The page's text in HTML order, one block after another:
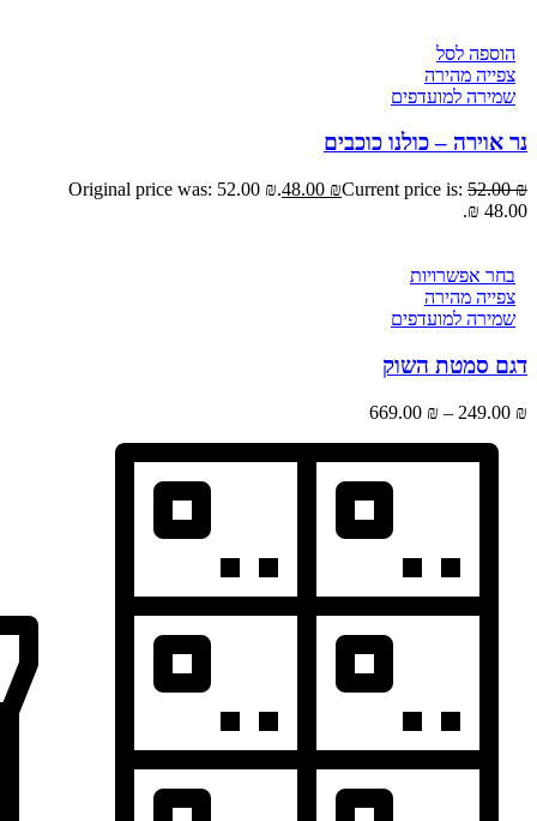
הוספה לסל
צפייה מהירה
שמירה למועדפים
נר אוירה – כולנו כוכבים
52.00₪
Original price was: 52.00 ₪.48.00 ₪Current price is:
48.00 ₪.
בחר אפשרויות
צפייה מהירה
שמירה למועדפים
דגם סמטת השוק
249.00 ₪
–
669.00 ₪